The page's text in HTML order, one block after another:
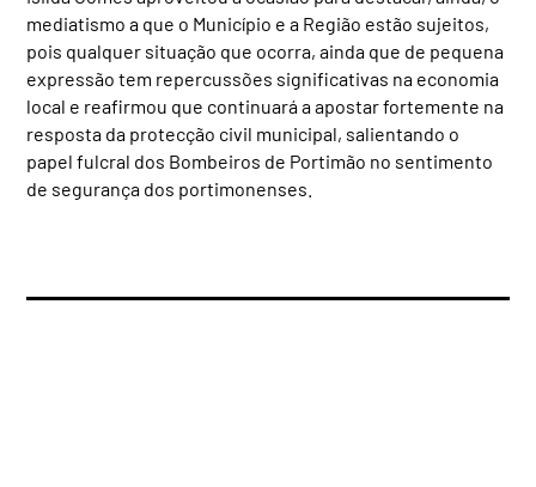
mediatismo a que o Município e a Região estão sujeitos,
pois qualquer situação que ocorra, ainda que de pequena
expressão tem repercussões significativas na economia
local e reafirmou que continuará a apostar fortemente na
resposta da protecção civil municipal, salientando o
papel fulcral dos Bombeiros de Portimão no sentimento
de segurança dos portimonenses.